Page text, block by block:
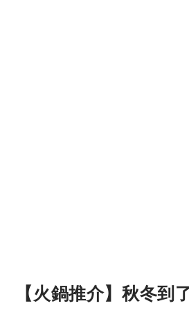
【火鍋推介】秋冬到